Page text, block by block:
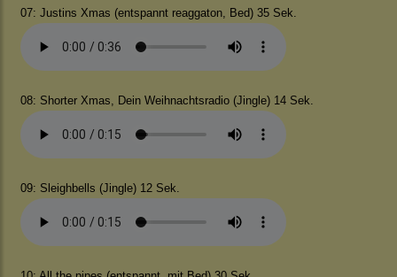
07: Justins Xmas (entspannt reaggaton, Bed) 35 Sek.
08: Shorter Xmas, Dein Weihnachtsradio (Jingle) 14 Sek.
09: Sleighbells (Jingle) 12 Sek.